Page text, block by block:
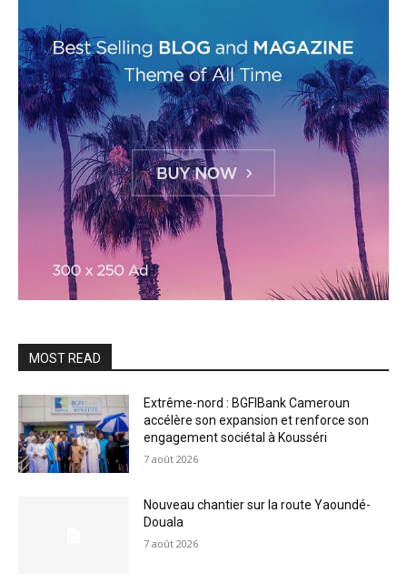
MOST READ
Extrême-nord : BGFIBank Cameroun
accélère son expansion et renforce son
engagement sociétal à Kousséri
7 août 2026
Nouveau chantier sur la route Yaoundé-
Douala
7 août 2026